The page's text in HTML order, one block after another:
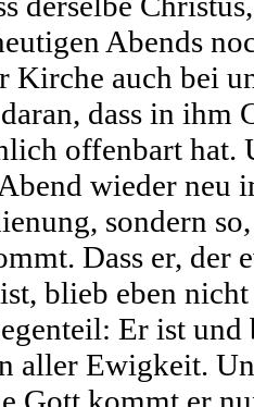
Abends
Kirche auch bei
dass in ihm
offenbart hat.
wieder neu
sondern
Dass er, der
blieb eben
Er ist und
aller Ewigkeit.